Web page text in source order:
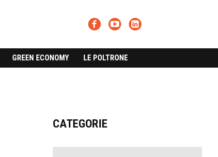
GREEN ECONOMY LE POLTRONE
CATEGORIE